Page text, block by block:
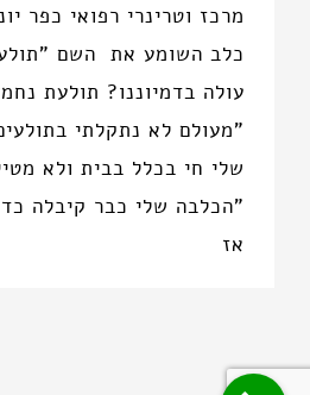
מרכז וטרינרי רפואי כפר
כלב השומע את השם
עולה בדמיוננו? תולעת
"מעולם לא נתקלתי
שלי חי בכלל בבית ולא
"הכלבה שלי כבר קיבלה
אז